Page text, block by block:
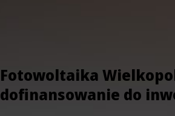
Fotowoltaika
dofinansowanie do